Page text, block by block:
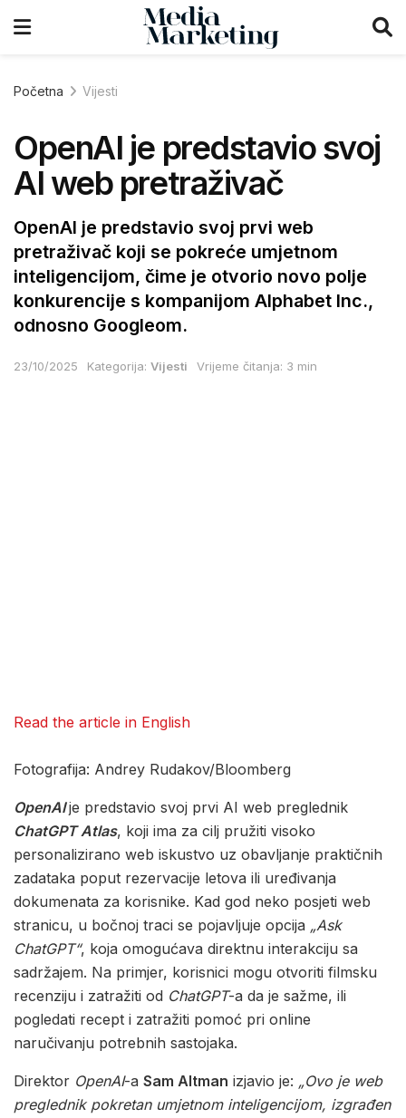
Početna Vijesti
OpenAI je predstavio svoj
AI web pretraživač
OpenAI je predstavio svoj prvi web
pretraživač koji se pokreće umjetnom
inteligencijom, čime je otvorio novo polje
konkurencije s kompanijom Alphabet Inc.,
odnosno Googleom.
23/10/2025 Kategorija: Vijesti Vrijeme čitanja: 3 min
Read the article in English
Fotografija: Andrey Rudakov/Bloomberg
OpenAIje predstavio svoj prvi AI web preglednik
ChatGPT Atlas, koji ima za cilj pružiti visoko
personalizirano web iskustvo uz obavljanje praktičnih
zadataka poput rezervacije letova ili uređivanja
dokumenata za korisnike. Kad god neko posjeti web
stranicu, u bočnoj traci se pojavljuje opcija „Ask
ChatGPT“, koja omogućava direktnu interakciju sa
sadržajem. Na primjer, korisnici mogu otvoriti filmsku
recenziju i zatražiti od ChatGPT-a da je sažme, ili
pogledati recept i zatražiti pomoć pri online
naručivanju potrebnih sastojaka.
Direktor OpenAI-a Sam Altman izjavio je: „Ovo je web
preglednik pokretan umjetnom inteligencijom, izgrađen